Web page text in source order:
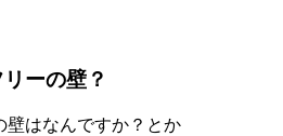
ーの壁？
壁はなんですか？とか